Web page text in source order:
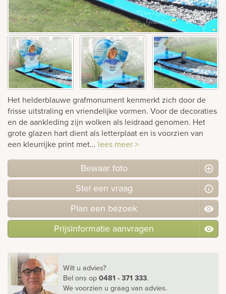
Het helderblauwe grafmonument kenmerkt zich door de
frisse uitstraling en vriendelijke vormen. Voor de decoraties
en de aankleding zijn wolken als leidraad genomen. Het
grote glazen hart dient als letterplaat en is voorzien van
een kleurrijke print met... lees meer >
Bewaar foto
Stel een vraag
Plan een bezoek
Prijsinformatie aanvragen
Wilt u advies?
Bel ons op0481 - 371 333.
We voorzien u graag van advies.